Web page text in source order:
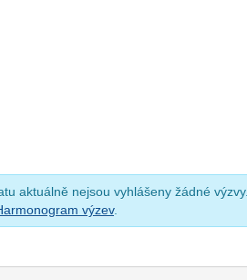
aktuálně nejsou vyhlášeny žádné výzvy.
výzev.